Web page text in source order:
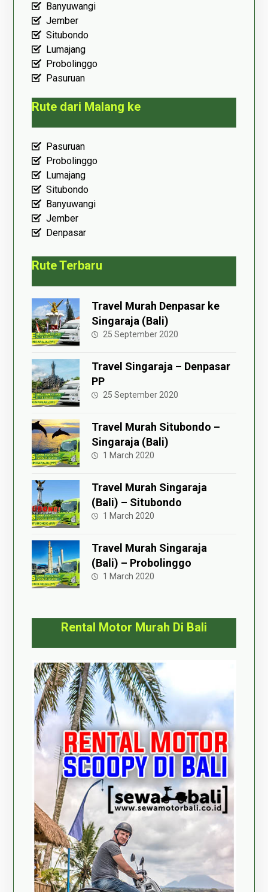
Banyuwangi
Jember
Situbondo
Lumajang
Probolinggo
Pasuruan
Rute dari Malang ke
Pasuruan
Probolinggo
Lumajang
Situbondo
Banyuwangi
Jember
Denpasar
Rute Terbaru
Travel Murah Denpasar ke
Singaraja (Bali)
25 September 2020
Travel Singaraja – Denpasar
PP
25 September 2020
Travel Murah Situbondo –
Singaraja (Bali)
1 March 2020
Travel Murah Singaraja
(Bali) – Situbondo
1 March 2020
Travel Murah Singaraja
(Bali) – Probolinggo
1 March 2020
Rental Motor Murah Di Bali